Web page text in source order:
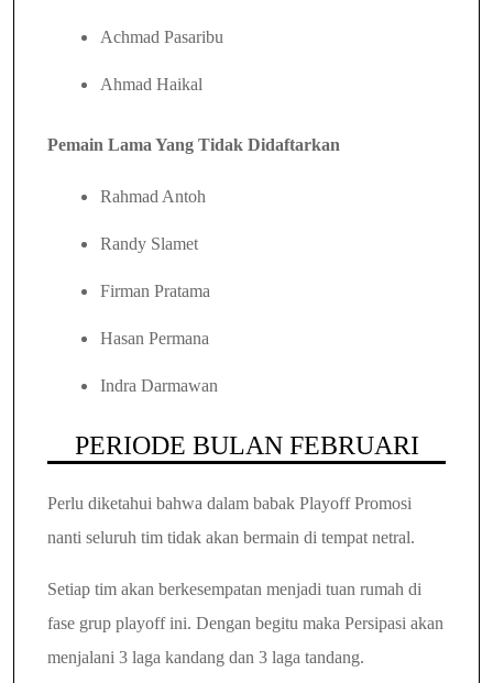
Achmad Pasaribu
Ahmad Haikal
Pemain Lama Yang Tidak Didaftarkan
Rahmad Antoh
Randy Slamet
Firman Pratama
Hasan Permana
Indra Darmawan
PERIODE BULAN FEBRUARI
Perlu diketahui bahwa dalam babak Playoff Promosi
nanti seluruh tim tidak akan bermain di tempat netral.
Setiap tim akan berkesempatan menjadi tuan rumah di
fase grup playoff ini. Dengan begitu maka Persipasi akan
menjalani 3 laga kandang dan 3 laga tandang.